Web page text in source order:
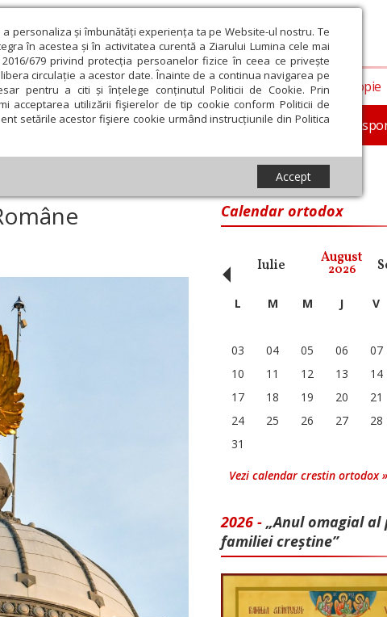
personaliza și îmbunătăți experiența ta pe Website-ul nostru. Te
în acestea și în activitatea curentă a Ziarului Lumina cele mai
679 privind protecția persoanelor fizice în ceea ce privește
circulație a acestor date. Înainte de a continua navigarea pe
pentru a citi și înțelege conținutul Politicii de Cookie. Prin
acceptarea utilizării fişierelor de tip cookie conform Politicii de
setările acestor fişiere cookie urmând instrucțiunile din Politica
Accept
de presă Documentar In memoriam
Educaţie și Cultură Societate Opinii Filantropie
Române autocefale cu statul
Calendar ortodox
Iulie August
2026
‹ L M M J V
03
04 05 06 07
10
11 12 13 14
17
18 19 20 21
24
25 26 27 28
31
Vezi calendar crestin ortodox »
2026 - „Anul omagial
familiei creștine”